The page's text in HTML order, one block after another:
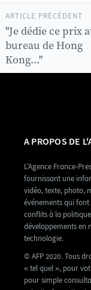
ARTICLE PRÉCÉDENT
"Je dédie ce prix
bureau de Hong
Kong..."
A PROPOS DE
L’Agence France-
fournissant une
vidéo, texte, photo,
événements qui
conflits à la
développements en
technologie.
© AFP 2020. Tous
« tel quel », pour
pour simple